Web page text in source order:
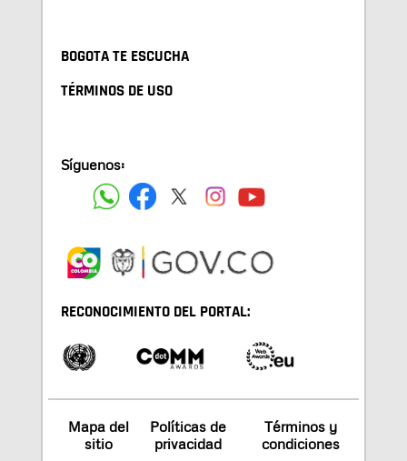
BOGOTA TE ESCUCHA
TÉRMINOS DE USO
Síguenos:
RECONOCIMIENTO DEL PORTAL:
Mapa del
sitio
Políticas de
privacidad
Términos y
condiciones